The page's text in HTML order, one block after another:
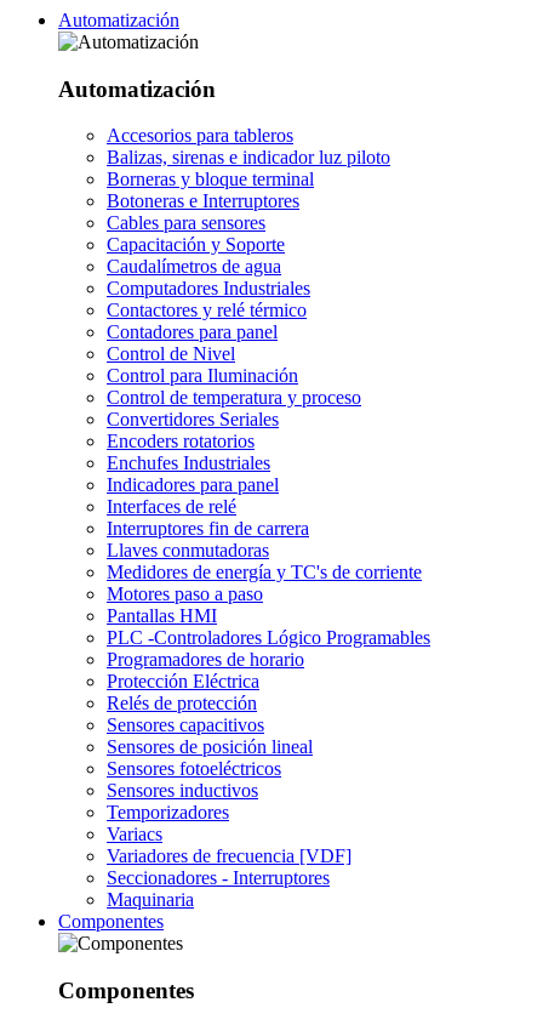
Automatización
Automatización
Accesorios para tableros
Balizas, sirenas e indicador luz piloto
Borneras y bloque terminal
Botoneras e Interruptores
Cables para sensores
Capacitación y Soporte
Caudalímetros de agua
Computadores Industriales
Contactores y relé térmico
Contadores para panel
Control de Nivel
Control para Iluminación
Control de temperatura y proceso
Convertidores Seriales
Encoders rotatorios
Enchufes Industriales
Indicadores para panel
Interfaces de relé
Interruptores fin de carrera
Llaves conmutadoras
Medidores de energía y TC's de corriente
Motores paso a paso
Pantallas HMI
PLC -Controladores Lógico Programables
Programadores de horario
Protección Eléctrica
Relés de protección
Sensores capacitivos
Sensores de posición lineal
Sensores fotoeléctricos
Sensores inductivos
Temporizadores
Variacs
Variadores de frecuencia [VDF]
Seccionadores - Interruptores
Maquinaria
Componentes
Componentes